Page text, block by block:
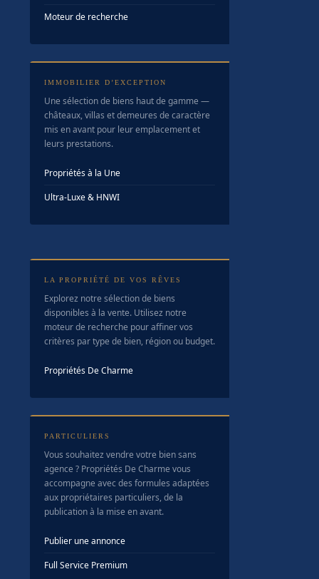
Moteur de recherche
IMMOBILIER D’EXCEPTION
Une sélection de biens haut de gamme —
châteaux, villas et demeures de caractère
mis en avant pour leur emplacement et
leurs prestations.
Propriétés à la Une
Ultra-Luxe & HNWI
LA PROPRIÉTÉ DE VOS RÊVES
Explorez notre sélection de biens
disponibles à la vente. Utilisez notre
moteur de recherche pour affiner vos
critères par type de bien, région ou budget.
Propriétés De Charme
PARTICULIERS
Vous souhaitez vendre votre bien sans
agence ? Propriétés De Charme vous
accompagne avec des formules adaptées
aux propriétaires particuliers, de la
publication à la mise en avant.
Publier une annonce
Full Service Premium